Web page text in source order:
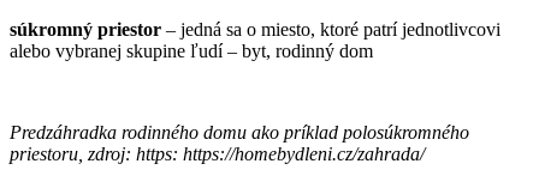
súkromný priestor – jedná sa o miesto, ktoré patrí jednotlivcovi
alebo vybranej skupine ľudí – byt, rodinný dom
Predzáhradka rodinného domu ako príklad polosúkromného
priestoru, zdroj: https: https://homebydleni.cz/zahrada/